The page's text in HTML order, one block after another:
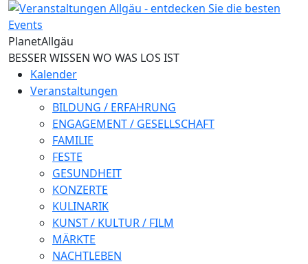
Direkt zum Inhalt
PlanetAllgäu
BESSER WISSEN WO WAS LOS IST
Kalender
Veranstaltungen
BILDUNG / ERFAHRUNG
ENGAGEMENT / GESELLSCHAFT
FAMILIE
FESTE
GESUNDHEIT
KONZERTE
KULINARIK
KUNST / KULTUR / FILM
MÄRKTE
NACHTLEBEN